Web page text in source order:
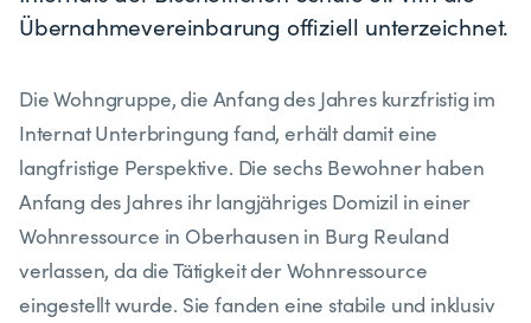
Übernahmevereinbarung offiziell unterzeichnet.
Die Wohngruppe, die Anfang des Jahres kurzfristig im
Internat Unterbringung fand, erhält damit eine
langfristige Perspektive. Die sechs Bewohner haben
Anfang des Jahres ihr langjähriges Domizil in einer
Wohnressource in Oberhausen in Burg Reuland
verlassen, da die Tätigkeit der Wohnressource
eingestellt wurde. Sie fanden eine stabile und inklusiv